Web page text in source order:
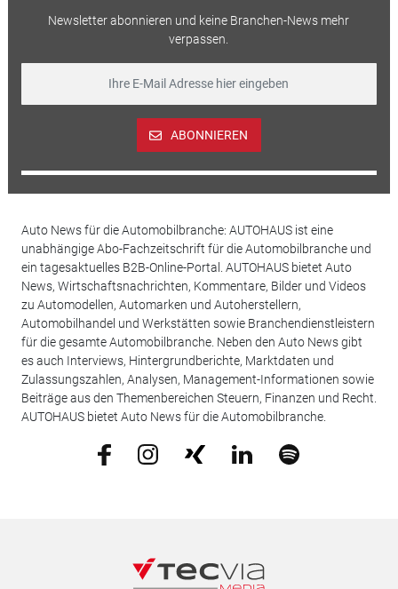
Newsletter abonnieren und keine Branchen-News mehr
verpassen.
ABONNIEREN
Auto News für die Automobilbranche: AUTOHAUS ist eine
unabhängige Abo-Fachzeitschrift für die Automobilbranche und
ein tagesaktuelles B2B-Online-Portal. AUTOHAUS bietet Auto
News, Wirtschaftsnachrichten, Kommentare, Bilder und Videos
zu Automodellen, Automarken und Autoherstellern,
Automobilhandel und Werkstätten sowie Branchendienstleistern
für die gesamte Automobilbranche. Neben den Auto News gibt
es auch Interviews, Hintergrundberichte, Marktdaten und
Zulassungszahlen, Analysen, Management-Informationen sowie
Beiträge aus den Themenbereichen Steuern, Finanzen und Recht.
AUTOHAUS bietet Auto News für die Automobilbranche.